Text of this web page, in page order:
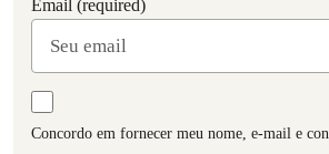
Email (required)
Concordo em fornecer meu nome, e-mail e